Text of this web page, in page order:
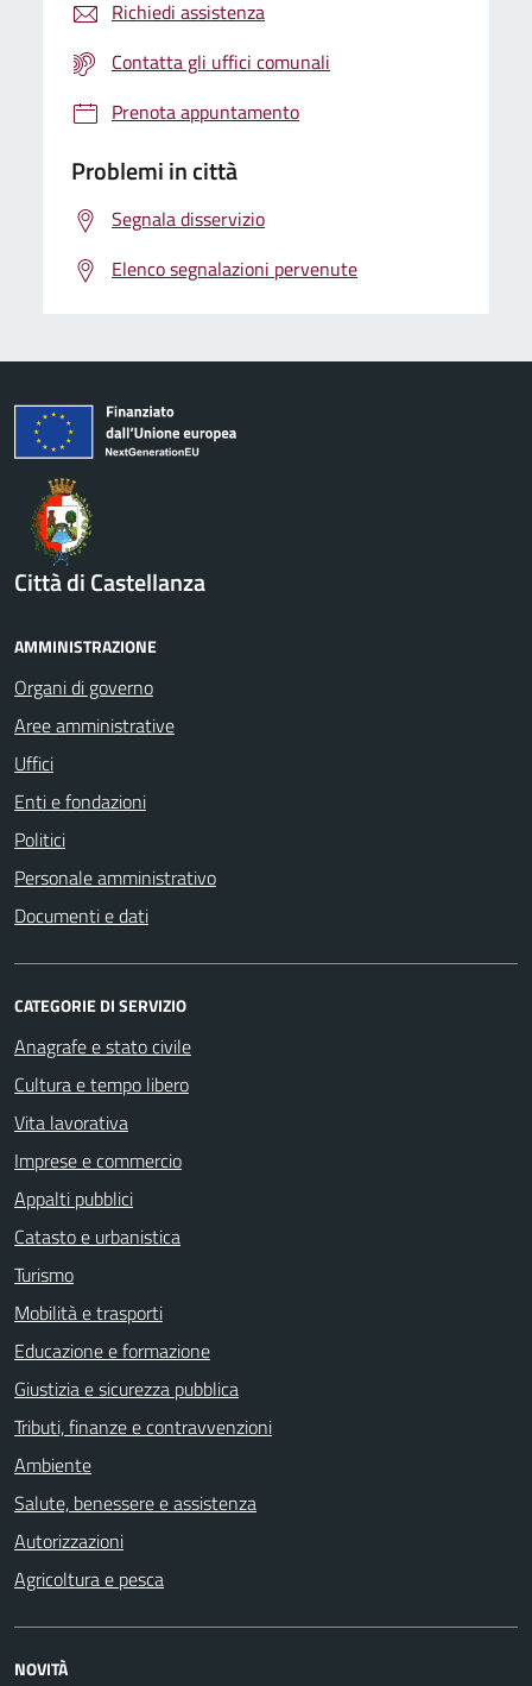
Richiedi assistenza
Contatta gli uffici comunali
Prenota appuntamento
Problemi in città
Segnala disservizio
Elenco segnalazioni pervenute
Città di Castellanza
AMMINISTRAZIONE
Organi di governo
Aree amministrative
Uffici
Enti e fondazioni
Politici
Personale amministrativo
Documenti e dati
CATEGORIE DI SERVIZIO
Anagrafe e stato civile
Cultura e tempo libero
Vita lavorativa
Imprese e commercio
Appalti pubblici
Catasto e urbanistica
Turismo
Mobilità e trasporti
Educazione e formazione
Giustizia e sicurezza pubblica
Tributi, finanze e contravvenzioni
Ambiente
Salute, benessere e assistenza
Autorizzazioni
Agricoltura e pesca
NOVITÀ